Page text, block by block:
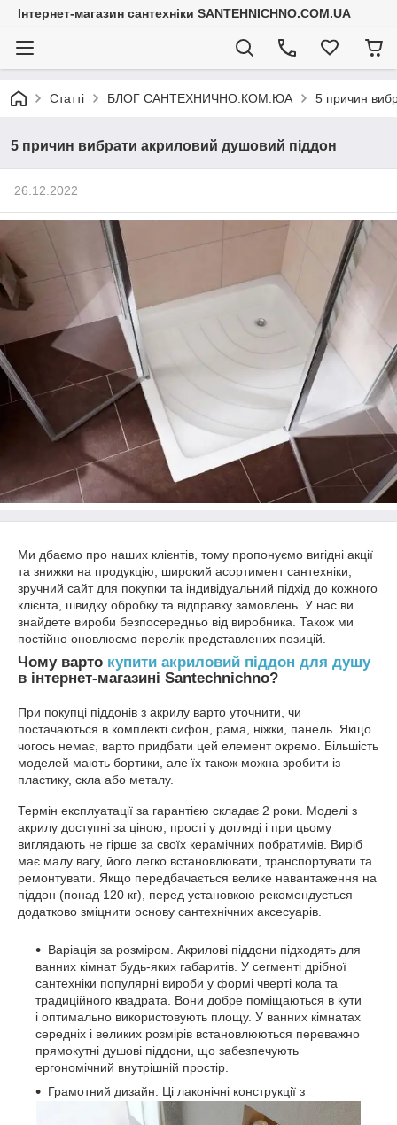
Інтернет-магазин сантехніки SANTEHNICHNO.COM.UA
Статті БЛОГ САНТЕХНИЧНО.КОМ.ЮА 5 причин
5 причин вибрати акриловий душовий піддон
26.12.2022
Варіація за розміром. Акрилові піддони підходять для
ванних кімнат будь-яких габаритів. У сегменті дрібної
сантехніки популярні вироби у формі чверті кола та
традиційного квадрата. Вони добре поміщаються в кути
і оптимально використовують площу. У ванних кімнатах
середніх і великих розмірів встановлюються переважно
прямокутні душові піддони, що забезпечують
ергономічний внутрішній простір.
Грамотний дизайн. Ці лаконічні конструкції з
Термін експлуатації за гарантією складає 2 роки. Моделі з
акрилу доступні за ціною, прості у догляді і при цьому
виглядають не гірше за своїх керамічних побратимів. Виріб
має малу вагу, його легко встановлювати, транспортувати та
ремонтувати. Якщо передбачається велике навантаження на
піддон (понад 120 кг), перед установкою рекомендується
додатково зміцнити основу сантехнічних аксесуарів.
При покупці піддонів з акрилу варто уточнити, чи
постачаються в комплекті сифон, рама, ніжки, панель. Якщо
чогось немає, варто придбати цей елемент окремо. Більшість
моделей мають бортики, але їх також можна зробити із
пластику, скла або металу.
Чому варто купити акриловий піддон для душу
в інтернет-магазині Santechnichno?
Ми дбаємо про наших клієнтів, тому пропонуємо вигідні акції
та знижки на продукцію, широкий асортимент сантехніки,
зручний сайт для покупки та індивідуальний підхід до кожного
клієнта, швидку обробку та відправку замовлень. У нас ви
знайдете вироби безпосередньо від виробника. Також ми
постійно оновлюємо перелік представлених позицій.